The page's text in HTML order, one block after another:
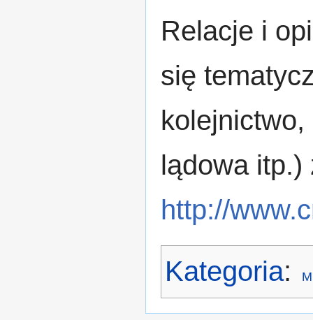
Relacje i
się
lądowa itp.)
http://
Kategoria: